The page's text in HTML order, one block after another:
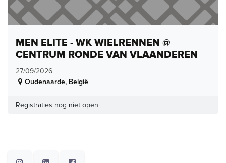
MEN ELITE - WK WIELRENNEN @
CENTRUM RONDE VAN VLAANDEREN
27/09/2026
Oudenaarde, België
Registraties nog niet open